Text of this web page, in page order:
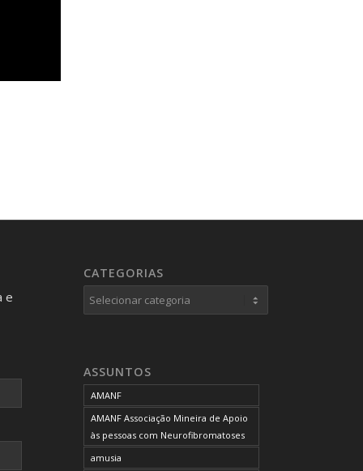
e
CATEGORIAS
Categorias
ASSUNTOS
AMANF
AMANF Associação Mineira de Apoio
às pessoas com Neurofibromatoses
amusia